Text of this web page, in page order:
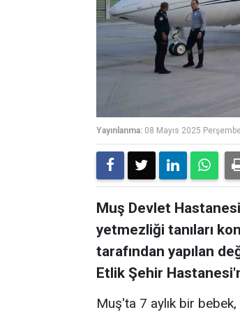
Yayınlanma: 08 Mayıs 2025
Muş Devlet
yetmezliği tanıları
tarafından yapılan
Etlik Şehir
Muş'ta 7 aylık bir